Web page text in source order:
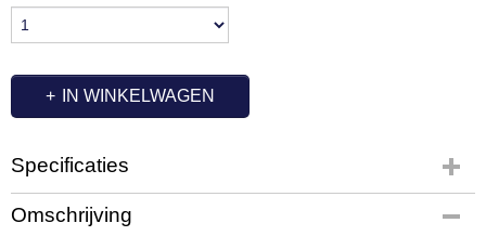
IN WINKELWAGEN
Specificaties
Productcode
BE9001
Omschrijving